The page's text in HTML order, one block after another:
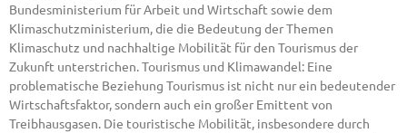
Bundesministerium für Arbeit und Wirtschaft sowie dem
Klimaschutzministerium, die die Bedeutung der Themen
Klimaschutz und nachhaltige Mobilität für den Tourismus der
Zukunft unterstrichen. Tourismus und Klimawandel: Eine
problematische Beziehung Tourismus ist nicht nur ein bedeutender
Wirtschaftsfaktor, sondern auch ein großer Emittent von
Treibhausgasen. Die touristische Mobilität, insbesondere durch